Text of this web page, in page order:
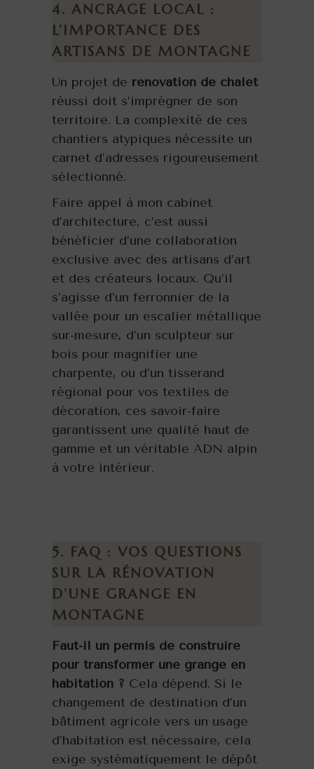
4. ANCRAGE LOCAL :
L’IMPORTANCE DES
ARTISANS DE MONTAGNE
Un projet de rénovation de chalet
réussi doit s’imprégner de son
territoire. La complexité de ces
chantiers atypiques nécessite un
carnet d’adresses rigoureusement
sélectionné.
Faire appel à mon cabinet
d’architecture, c’est aussi
bénéficier d’une collaboration
exclusive avec des artisans d’art
et des créateurs locaux. Qu’il
s’agisse d’un ferronnier de la
vallée pour un escalier métallique
sur-mesure, d’un sculpteur sur
bois pour magnifier une
charpente, ou d’un tisserand
régional pour vos textiles de
décoration, ces savoir-faire
garantissent une qualité haut de
gamme et un véritable ADN alpin
à votre intérieur.
5. FAQ : VOS QUESTIONS
SUR LA RÉNOVATION
D’UNE GRANGE EN
MONTAGNE
Faut-il un permis de construire
pour transformer une grange en
habitation ? Cela dépend. Si le
changement de destination d’un
bâtiment agricole vers un usage
d’habitation est nécessaire, cela
exige systématiquement le dépôt